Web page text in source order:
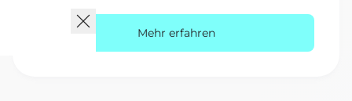
Mehr erfahren